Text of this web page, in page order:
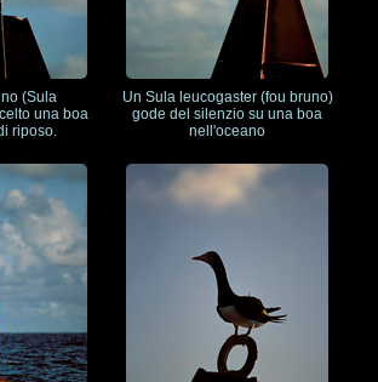
(Sula
una boa
riposo.
Un Sula leucogaster (fou bruno)
gode del silenzio su una boa
nell'oceano